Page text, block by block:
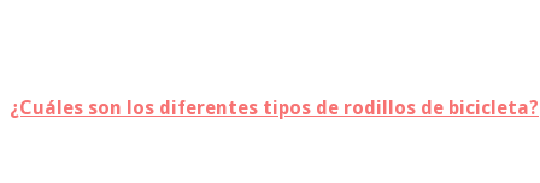
¿Cuáles son los diferentes tipos de rodillos de bicicleta?